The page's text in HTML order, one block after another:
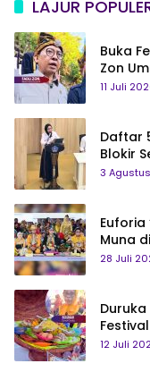
LAJUR
Buka
Zon
Status
11 Juli
Daftar
Blokir
3
Euforia
Muna
Saya
28 Juli
hingga
12 Juli